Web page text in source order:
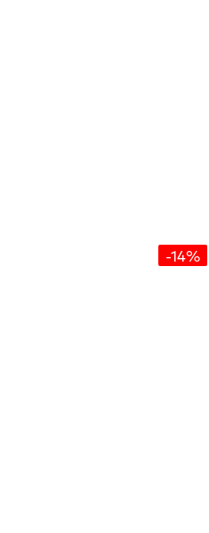
-14%